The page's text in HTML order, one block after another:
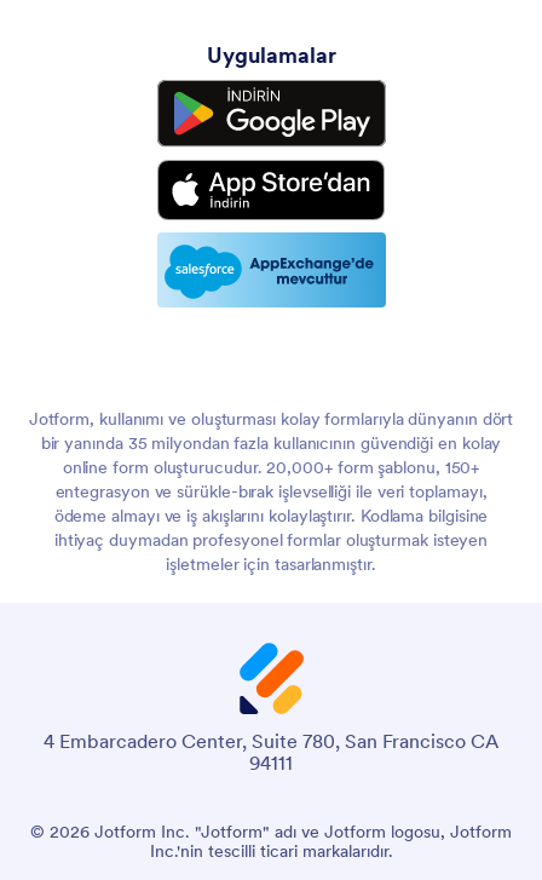
Uygulamalar
Jotform, kullanımı ve oluşturması kolay formlarıyla dünyanın dört
bir yanında 35 milyondan fazla kullanıcının güvendiği en kolay
online form oluşturucudur. 20,000+ form şablonu, 150+
entegrasyon ve sürükle-bırak işlevselliği ile veri toplamayı,
ödeme almayı ve iş akışlarını kolaylaştırır. Kodlama bilgisine
ihtiyaç duymadan profesyonel formlar oluşturmak isteyen
işletmeler için tasarlanmıştır.
4 Embarcadero Center, Suite 780, San Francisco CA
94111
© 2026 Jotform Inc. "Jotform" adı ve Jotform logosu, Jotform
Inc.'nin tescilli ticari markalarıdır.